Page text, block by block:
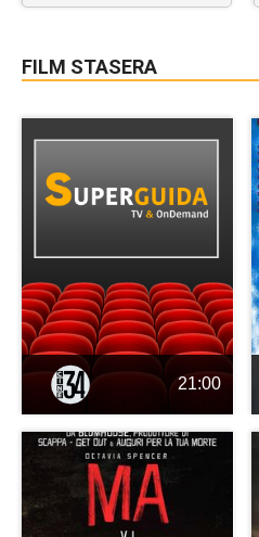
FILM STASERA
21:00